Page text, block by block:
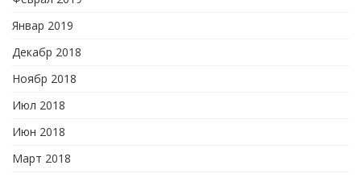
Январ 2019
Декабр 2018
Ноябр 2018
Июл 2018
Июн 2018
Март 2018